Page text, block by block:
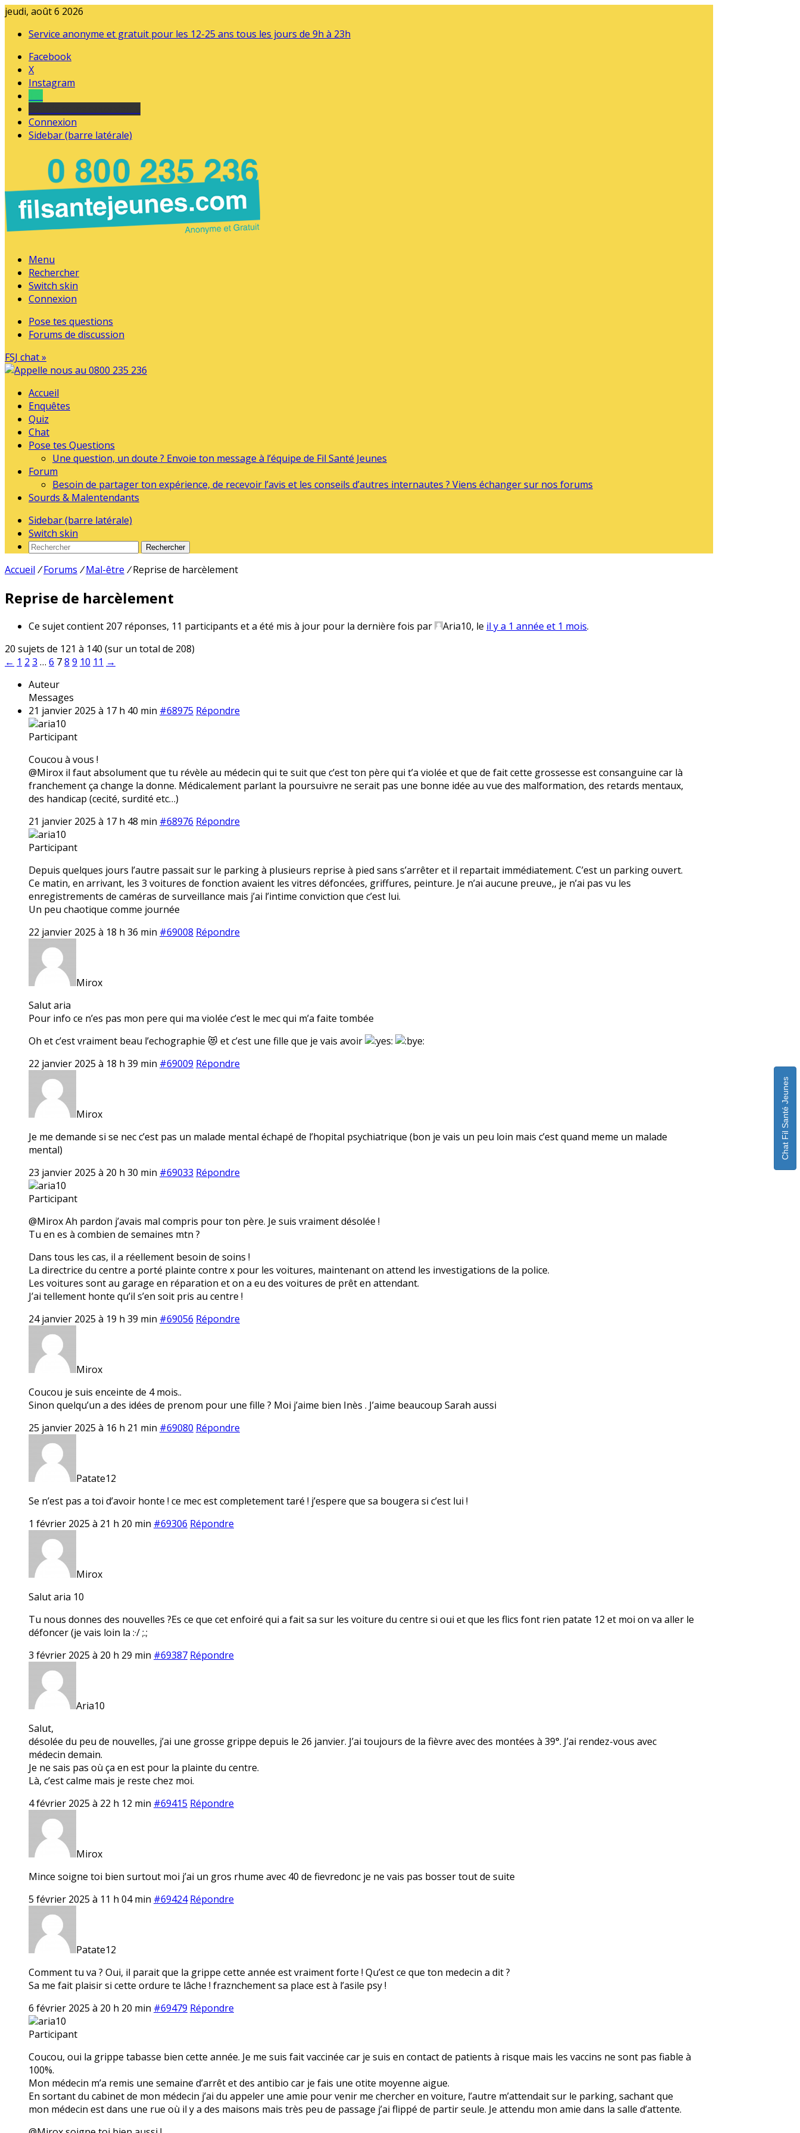
jeudi, août 6 2026
Service anonyme et gratuit pour les 12-25 ans tous les jours de 9h à 23h
Facebook
X
Instagram
Connexion
Sidebar (barre latérale)
Menu
Rechercher
Switch skin
Connexion
Pose tes questions
Forums de discussion
FSJ chat »
Accueil
Enquêtes
Quiz
Chat
Pose tes Questions
Une question, un doute ? Envoie ton message à l’équipe de Fil Santé Jeunes
Forum
Besoin de partager ton expérience, de recevoir l’avis et les conseils d’autres internautes ? Viens échanger sur nos forums
Sourds & Malentendants
Sidebar (barre latérale)
Switch skin
Rechercher
Accueil / Forums / Mal-être / Reprise de harcèlement
Reprise de harcèlement
Ce sujet contient 207 réponses, 11 participants et a été mis à jour pour la dernière fois par Aria10, le il y a 1 année et 1 mois.
20 sujets de 121 à 140 (sur un total de 208)
← 1 2 3 … 6 78 9 10 11 →
Auteur
Messages
21 janvier 2025 à 17 h 40 min #68975 Répondre
aria10
Participant
Coucou à vous !
@Mirox il faut absolument que tu révèle au médecin qui te suit que c’est ton père qui t’a violée et que de fait cette grossesse est consanguine car là
franchement ça change la donne. Médicalement parlant la poursuivre ne serait pas une bonne idée au vue des malformation, des retards mentaux,
des handicap (cecité, surdité etc…)
21 janvier 2025 à 17 h 48 min #68976 Répondre
aria10
Participant
Depuis quelques jours l’autre passait sur le parking à plusieurs reprise à pied sans s’arrêter et il repartait immédiatement. C’est un parking ouvert.
Ce matin, en arrivant, les 3 voitures de fonction avaient les vitres défoncées, griffures, peinture. Je n’ai aucune preuve,, je n’ai pas vu les
enregistrements de caméras de surveillance mais j’ai l’intime conviction que c’est lui.
Un peu chaotique comme journée
22 janvier 2025 à 18 h 36 min #69008 Répondre
Mirox
Salut aria
Pour info ce n’es pas mon pere qui ma violée c’est le mec qui m’a faite tombée
Oh et c’est vraiment beau l’echographie 😻 et c’est une fille que je vais avoir
22 janvier 2025 à 18 h 39 min #69009 Répondre
Mirox
Je me demande si se nec c’est pas un malade mental échapé de l’hopital psychiatrique (bon je vais un peu loin mais c’est quand meme un malade
mental)
23 janvier 2025 à 20 h 30 min #69033 Répondre
aria10
Participant
@Mirox Ah pardon j’avais mal compris pour ton père. Je suis vraiment désolée !
Tu en es à combien de semaines mtn ?
Dans tous les cas, il a réellement besoin de soins !
La directrice du centre a porté plainte contre x pour les voitures, maintenant on attend les investigations de la police.
Les voitures sont au garage en réparation et on a eu des voitures de prêt en attendant.
J’ai tellement honte qu’il s’en soit pris au centre !
24 janvier 2025 à 19 h 39 min #69056 Répondre
Mirox
Coucou je suis enceinte de 4 mois..
Sinon quelqu’un a des idées de prenom pour une fille ? Moi j’aime bien Inès . J’aime beaucoup Sarah aussi
25 janvier 2025 à 16 h 21 min #69080 Répondre
Patate12
Se n’est pas a toi d’avoir honte ! ce mec est completement taré ! j’espere que sa bougera si c’est lui !
1 février 2025 à 21 h 20 min #69306 Répondre
Mirox
Salut aria 10
Tu nous donnes des nouvelles ?Es ce que cet enfoiré qui a fait sa sur les voiture du centre si oui et que les flics font rien patate 12 et moi on va aller le
défoncer (je vais loin la :·/ ;.;
3 février 2025 à 20 h 29 min #69387 Répondre
Aria10
Salut,
désolée du peu de nouvelles, j’ai une grosse grippe depuis le 26 janvier. J’ai toujours de la fièvre avec des montées à 39°. J’ai rendez-vous avec
médecin demain.
Je ne sais pas où ça en est pour la plainte du centre.
Là, c’est calme mais je reste chez moi.
4 février 2025 à 22 h 12 min #69415 Répondre
Mirox
Mince soigne toi bien surtout moi j’ai un gros rhume avec 40 de fievredonc je ne vais pas bosser tout de suite
5 février 2025 à 11 h 04 min #69424 Répondre
Patate12
Comment tu va ? Oui, il parait que la grippe cette année est vraiment forte ! Qu’est ce que ton medecin a dit ?
Sa me fait plaisir si cette ordure te lâche ! fraznchement sa place est à l’asile psy !
6 février 2025 à 20 h 20 min #69479 Répondre
aria10
Participant
Coucou, oui la grippe tabasse bien cette année. Je me suis fait vaccinée car je suis en contact de patients à risque mais les vaccins ne sont pas fiable à
100%.
Mon médecin m’a remis une semaine d’arrêt et des antibio car je fais une otite moyenne aigue.
En sortant du cabinet de mon médecin j’ai du appeler une amie pour venir me chercher en voiture, l’autre m’attendait sur le parking, sachant que
mon médecin est dans une rue où il y a des maisons mais très peu de passage j’ai flippé de partir seule. Je attendu mon amie dans la salle d’attente.
Chat Fil Santé Jeunes